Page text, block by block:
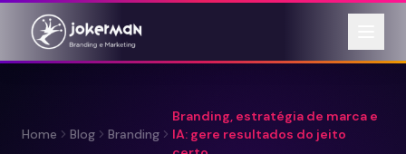
Home Blog Branding
Branding, estratégia de marca e
IA: gere resultados do jeito